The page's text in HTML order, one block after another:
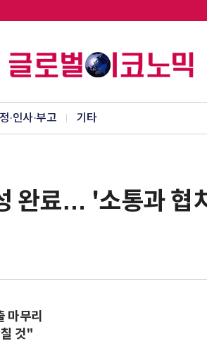
·인사·부고 기타
완료… '소통과 협
마무리
것"